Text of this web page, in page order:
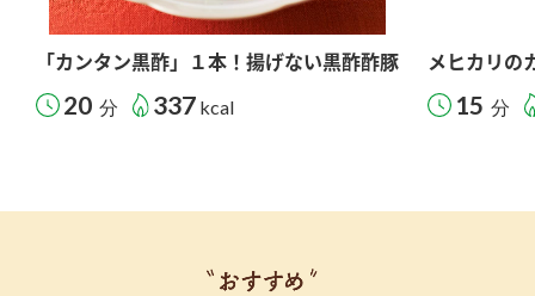
「カンタン黒酢」１本！揚げない黒酢酢豚
20 分 337 kcal
メヒカリの
15 分